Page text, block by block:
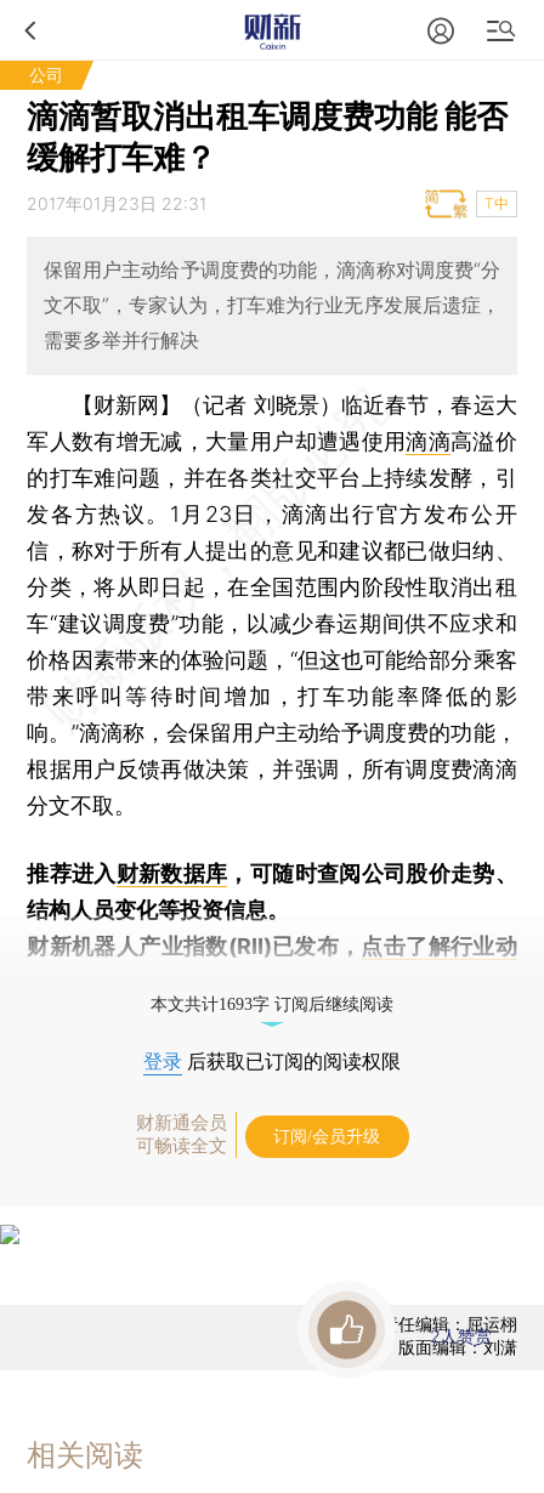
公司
滴滴暂取消出租车调度费功能 能否
缓解打车难？
2017年01月23日 22:31 T中
保留用户主动给予调度费的功能，滴滴称对调度费“分
文不取”，专家认为，打车难为行业无序发展后遗症，
需要多举并行解决
【财新网】（记者 刘晓景） 临近春节，春运大
军人数有增无减，大量用户却遭遇使用滴滴高溢价
的打车难问题，并在各类社交平台上持续发酵，引
发各方热议。1月23日，滴滴出行官方发布公开
信，称对于所有人提出的意见和建议都已做归纳、
分类，将从即日起，在全国范围内阶段性取消出租
车“建议调度费”功能，以减少春运期间供不应求和
价格因素带来的体验问题，“但这也可能给部分乘客
带来呼叫等待时间增加，打车功能率降低的影
响。”滴滴称，会保留用户主动给予调度费的功能，
根据用户反馈再做决策，并强调，所有调度费滴滴
分文不取。
推荐进入财新数据库 ，可随时查阅公司股价走势、
结构人员变化等投资信息。
财新机器人产业指数(RII)已发布， 点击了解行业动
本文共计1693字 订阅后继续阅读
登录 后获取已订阅的阅读权限
财新通会员
可畅读全文
订阅/会员升级
责任编辑：屈运栩
版面编辑：刘潇
2人赞赏
相关阅读